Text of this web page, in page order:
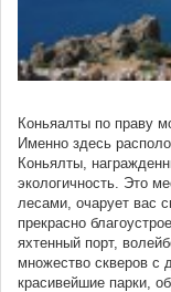
Коньяалты по праву
Именно здесь
Коньялты,
экологичность. Это
лесами, очарует вас
прекрасно
яхтенный порт,
множество скверов с
красивейшие парки,